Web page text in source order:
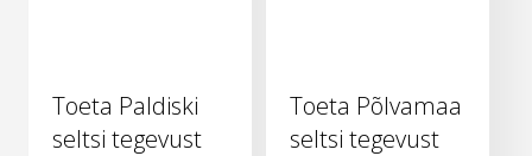
Toeta Paldiski
seltsi tegevust
Toeta Põlvamaa
seltsi tegevust